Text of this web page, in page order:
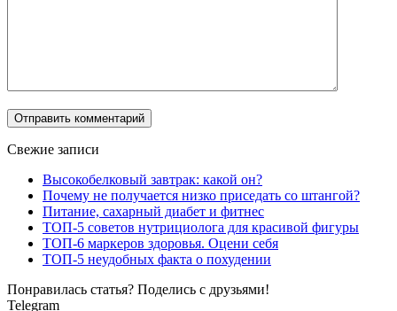
Свежие записи
Высокобелковый завтрак: какой он?
Почему не получается низко приседать со штангой?
Питание, сахарный диабет и фитнес
ТОП-5 советов нутрициолога для красивой фигуры
ТОП-6 маркеров здоровья. Оцени себя
ТОП-5 неудобных факта о похудении
Понравилась статья? Поделись с друзьями!
Telegram